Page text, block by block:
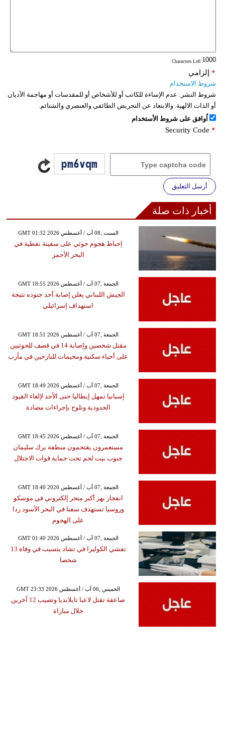
: Characters Left
إلزامي *
شروط الاستخدام
شروط النشر: عدم الإساءة للكاتب أو للأشخاص أو للمقدسات أو مهاجمة الأديان
أو الذات الالهية. والابتعاد عن التحريض الطائفي والعنصري والشتائم.
اُوافق على شروط الأستخدام
Security Code *
أرسل التعليق
أخبار ذات صلة
GMT 01:32 2026 السبت ,08 آب / أغسطس
إحباط هجوم حوثي على سفينة نفطية في
البحر الأحمر
GMT 18:55 2026 الجمعة ,07 آب / أغسطس
الجيش اللبناني يعلن إصابة أحد جنوده نتيجة
استهداف إسرائيلي
GMT 18:51 2026 الجمعة ,07 آب / أغسطس
مقتل شخصين وإصابة 14 في قصف للحوثيين
على أحياء سكنية ومخيمات للنازحين في مأرب
GMT 18:49 2026 الجمعة ,07 آب / أغسطس
إسبانيا تمهل إيطاليا حتى الأحد لإلغاء القيود
الحدودية وتلوح بإجراءات مضادة
GMT 18:45 2026 الجمعة ,07 آب / أغسطس
مستعمرون يقتحمون منطقة برك سليمان
جنوب بيت لحم تحت حماية قوات الاحتلال
GMT 18:40 2026 الجمعة ,07 آب / أغسطس
انفجار يهز أكبر متجر إلكتروني في موسكو
وروسيا تستهدف سفنا في البحر الأسود ردا
على الهجوم
GMT 01:40 2026 الجمعة ,07 آب / أغسطس
تفشي الكوليرا في تشاد يتسبب في وفاة 13
شخصا
GMT 23:33 2026 الخميس ,06 آب / أغسطس
صاعقة تقتل لاعبا تايلانديا وتصيب 12 آخرين
خلال مباراة